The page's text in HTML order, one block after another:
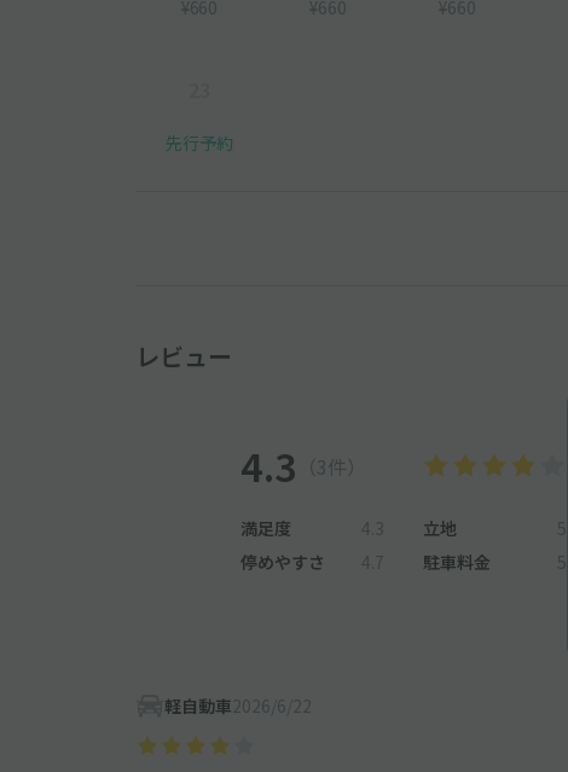
¥660 ¥660 ¥660
先行予約
レビュー
4.3 （3件）
満足度 4.3 立地
5
停めやすさ
4.7 駐車料金 5
軽自動車2026/6/22